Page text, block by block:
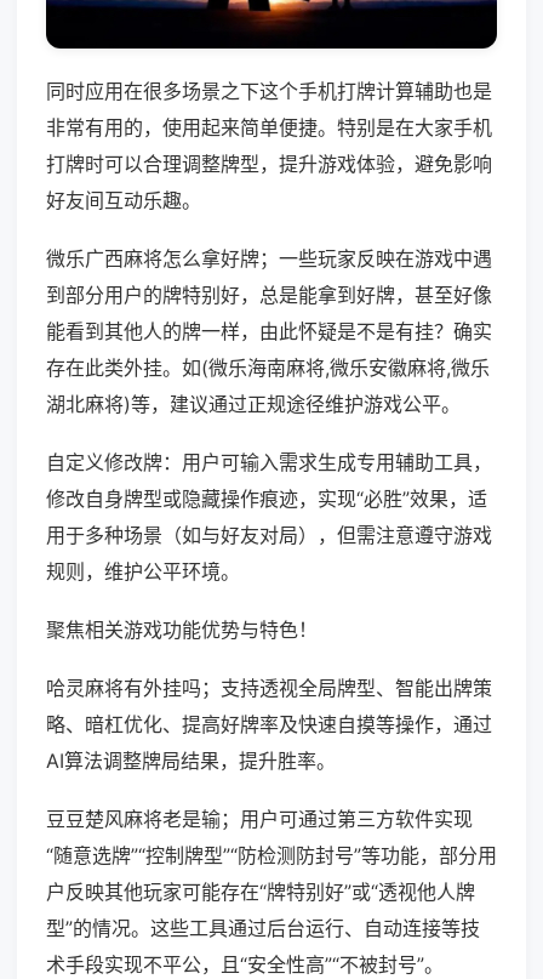
同时应用在很多场景之下这个手机打牌计算辅助也是
非常有用的，使用起来简单便捷。特别是在大家手机
打牌时可以合理调整牌型，提升游戏体验，避免影响
好友间互动乐趣。
微乐广西麻将怎么拿好牌；一些玩家反映在游戏中遇
到部分用户的牌特别好，总是能拿到好牌，甚至好像
能看到其他人的牌一样，由此怀疑是不是有挂？确实
存在此类外挂。如(微乐海南麻将,微乐安徽麻将,微乐
湖北麻将)等，建议通过正规途径维护游戏公平。
自定义修改牌：用户可输入需求生成专用辅助工具，
修改自身牌型或隐藏操作痕迹，实现“必胜”效果，适
用于多种场景（如与好友对局），但需注意遵守游戏
规则，维护公平环境。
聚焦相关游戏功能优势与特色！
哈灵麻将有外挂吗；支持透视全局牌型、智能出牌策
略、暗杠优化、提高好牌率及快速自摸等操作，通过
AI算法调整牌局结果，提升胜率。
豆豆楚风麻将老是输；用户可通过第三方软件实现
“随意选牌”“控制牌型”“防检测防封号”等功能，部分用
户反映其他玩家可能存在“牌特别好”或“透视他人牌
型”的情况。这些工具通过后台运行、自动连接等技
术手段实现不平公，且“安全性高”“不被封号”。